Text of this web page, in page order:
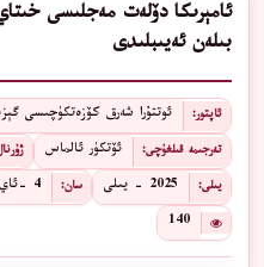
ﺋﺎﻣﯧﺮﯨﻜﺎ ﺩﯙﻟﻪﺕ ﻣﻪﺟﻠﯩﺴﻰ
ﺑﯩﻠﻪﻥ ﺋﻪﻳﯩﺒﻠﯩﺪﻯ
ئاپتور: ئوتتۇرا شەرق كۆزەتكۈچىسى
تەرجىمە قىلغۇچى: ﺋﯚﺗﻜﯜﺭ ﺋﺎﻟﻤﺎﺱ
يىلى: 2025 - يىلى سان: 4 -ئاي
140